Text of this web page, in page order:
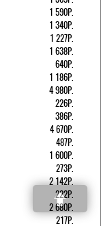
1 590Р.
1 340Р.
1 227Р.
1 638Р.
640Р.
1 186Р.
4 980Р.
226Р.
386Р.
4 670Р.
487Р.
1 600Р.
273Р.
2 142Р.
222Р.
2 680Р.
217Р.